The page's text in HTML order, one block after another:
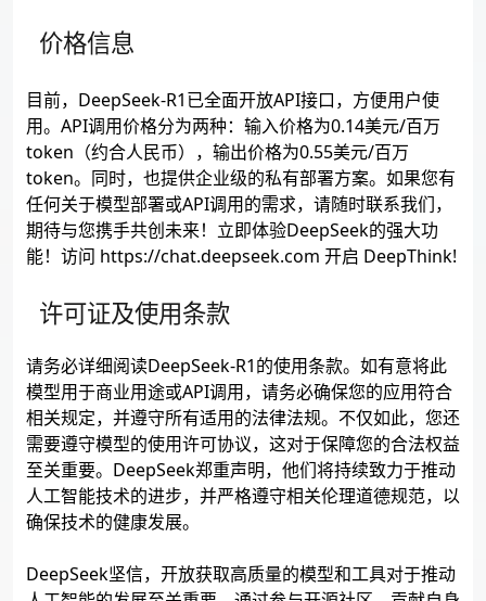
价格信息
目前，DeepSeek-R1已全面开放API接口，方便用户使
用。API调用价格分为两种：输入价格为0.14美元/百万
token（约合人民币），输出价格为0.55美元/百万
token。同时，也提供企业级的私有部署方案。如果您有
任何关于模型部署或API调用的需求，请随时联系我们，
期待与您携手共创未来！立即体验DeepSeek的强大功
能！访问 https://chat.deepseek.com 开启 DeepThink!
许可证及使用条款
请务必详细阅读DeepSeek-R1的使用条款。如有意将此
模型用于商业用途或API调用，请务必确保您的应用符合
相关规定，并遵守所有适用的法律法规。不仅如此，您还
需要遵守模型的使用许可协议，这对于保障您的合法权益
至关重要。DeepSeek郑重声明，他们将持续致力于推动
人工智能技术的进步，并严格遵守相关伦理道德规范，以
确保技术的健康发展。
DeepSeek坚信，开放获取高质量的模型和工具对于推动